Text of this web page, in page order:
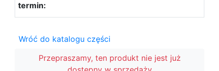
Wróć do katalogu części
Przepraszamy, ten produkt nie jest już